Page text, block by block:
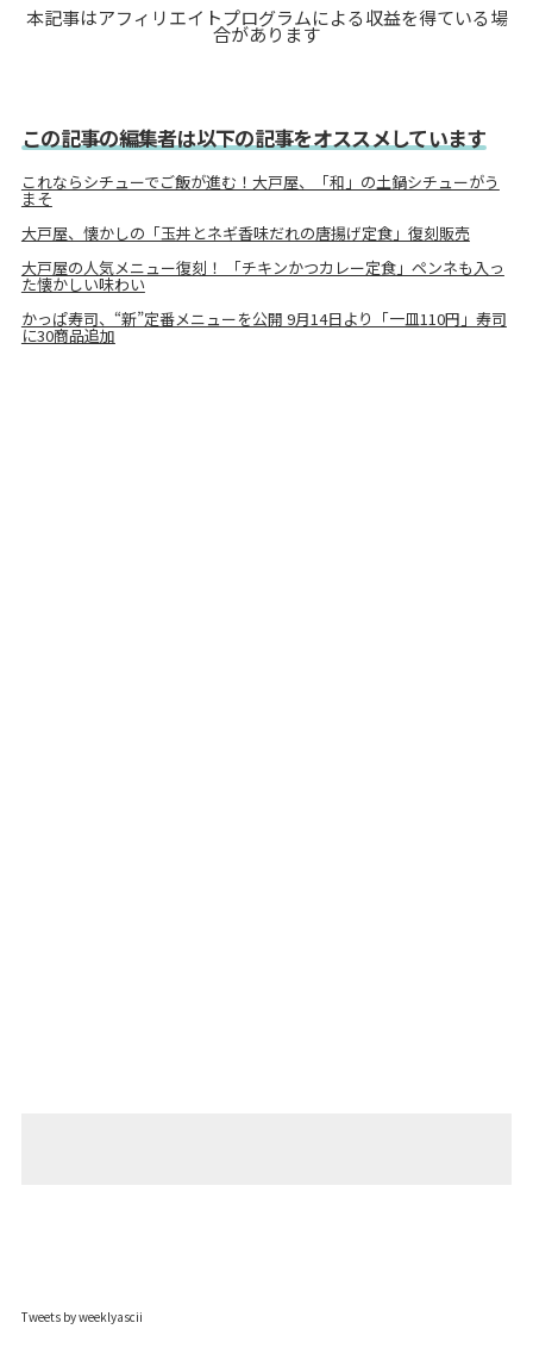
本記事はアフィリエイトプログラムによる収益を得ている場
合があります
この記事の編集者は以下の記事をオススメしています
これならシチューでご飯が進む！大戸屋、「和」の土鍋シチューがう
まそ
大戸屋、懐かしの「玉丼とネギ香味だれの唐揚げ定食」復刻販売
大戸屋の人気メニュー復刻！ 「チキンかつカレー定食」ペンネも入っ
た懐かしい味わい
かっぱ寿司、“新”定番メニューを公開 9月14日より「一皿110円」寿司
に30商品追加
Tweets by weeklyascii